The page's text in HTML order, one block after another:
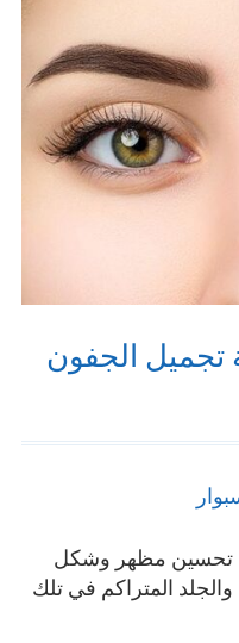
تجميل الجفون
تحسين مظهر وشكل
المتراكم في تلك